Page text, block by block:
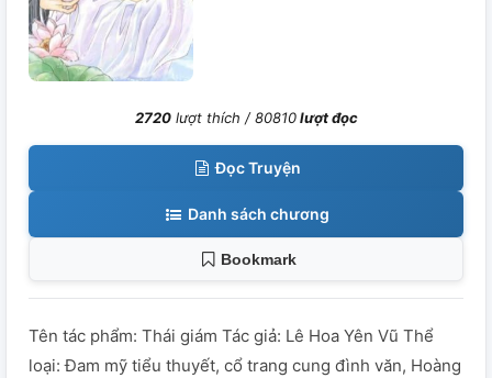
2720lượt thích /80810lượt đọc
Đọc Truyện
Danh sách chương
Bookmark
Tên tác phẩm: Thái giám Tác giả: Lê Hoa Yên Vũ Thể
loại: Đam mỹ tiểu thuyết, cổ trang cung đình văn, Hoàng